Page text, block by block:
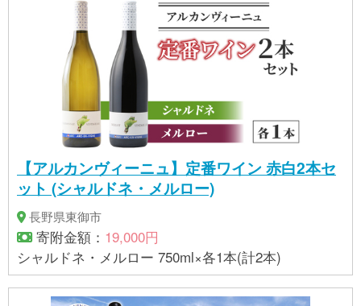
【アルカンヴィーニュ】定番ワイン 赤白2本セ
ット (シャルドネ・メルロー)
長野県東御市
寄附金額： 19,000円
シャルドネ・メルロー 750ml×各1本(計2本)